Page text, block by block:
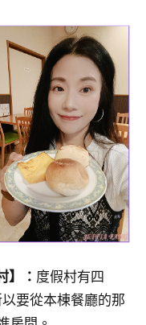
】： 度假村有四
要從本棟餐廳的那